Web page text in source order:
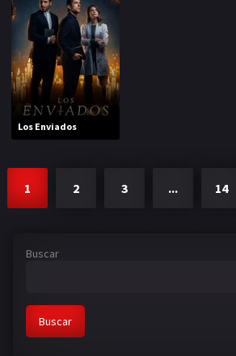
Los Enviados
1 2 3 ... 14
Buscar
Buscar